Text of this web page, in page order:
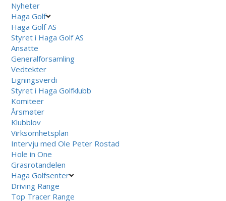
Nyheter
Haga Golf
Haga Golf AS
Styret i Haga Golf AS
Ansatte
Generalforsamling
Vedtekter
Ligningsverdi
Styret i Haga Golfklubb
Komiteer
Årsmøter
Klubblov
Virksomhetsplan
Intervju med Ole Peter Rostad
Hole in One
Grasrotandelen
Haga Golfsenter
Driving Range
Top Tracer Range